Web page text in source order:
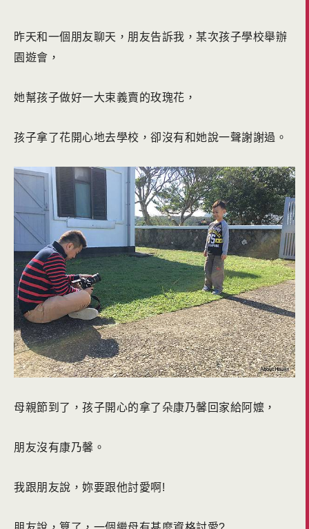
昨天和一個朋友聊天，朋友告訴我，某次孩子學校舉辦
園遊會，
她幫孩子做好一大束義賣的玫瑰花，
孩子拿了花開心地去學校，卻沒有和她說一聲謝謝過。
母親節到了，孩子開心的拿了朵康乃馨回家給阿嬤，
朋友沒有康乃馨。
我跟朋友說，妳要跟他討愛啊!